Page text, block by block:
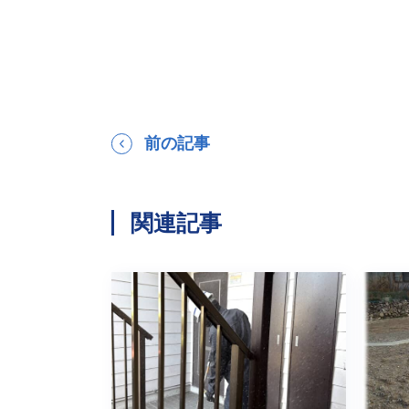
前の記事
関連記事